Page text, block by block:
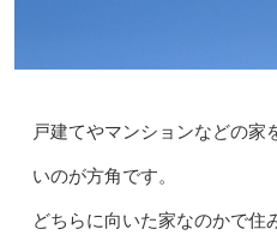
戸建てやマンションなどの家
いのが方角です。
どちらに向いた家なのかで住